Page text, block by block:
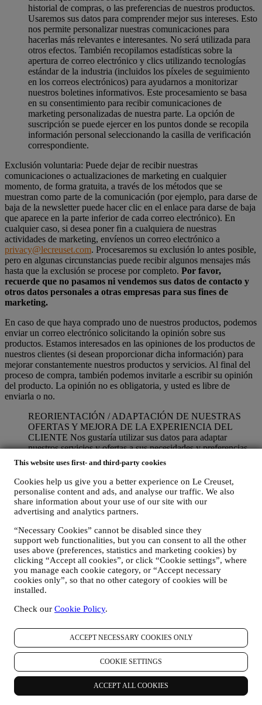
This website uses first- and third-party cookies
Cookies help us give you a better experience on Le Creuset,
personalise content and ads, and analyse our traffic. We also
share information about your use of our site with our
advertising and analytics partners.
“Necessary Cookies” cannot be disabled since they
support web functionalities, but you can consent to all the other
uses above (preferences, statistics and marketing cookies) by
clicking “Accept all cookies”, or click “Cookie settings”, where
you manage each cookie category, or “Accept necessary
cookies only”, so that no other category of cookies will be
installed.
Check our Cookie Policy.
ACCEPT NECESSARY COOKIES ONLY
COOKIE SETTINGS
ACCEPT ALL COOKIES
historial de compras, o las preferencias de nuestros productos.
Usaremos sus datos para comprender mejor sus intereses. Esto
nos permite personalizar nuestras comunicaciones para
hacerlas más relevantes e interesantes. No será utilizada para
otros efectos. También recopilamos estadísticas sobre la
apertura de correo electrónico y clics utilizando tecnologías
estándar de la industria (incluidos los píxeles de seguimiento
en los correos electrónicos) para ayudarnos a monitorizar
nuestros boletines informativos. Este procesamiento se basa
en su consentimiento para recibir comunicaciones de
marketing personalizadas de nuestra parte. La opción de
suscripción se puede ejercer en los puntos donde se recopila
información personal seleccionando la casilla de verificación
correspondiente.
Exclusión voluntaria: Puede dejar de recibir nuestras
comunicaciones o actualizaciones de marketing en cualquier
momento, de forma gratuita, a través de los métodos que se
muestran como parte de la comunicación (por ejemplo, para darse de
baja de la newsletter puede hacer clic en el enlace para darse de baja
que aparece en la parte inferior de cada correo electrónico). En
cualquier caso, si desea poner fin a cualquiera de nuestras
actividades de marketing, envíenos un correo electrónico a
privacy@lecreuset.com. Procesaremos su exclusión lo antes posible,
pero en algunas circunstancias puede recibir algunos mensajes más
hasta que la exclusión se procese por completo. Por favor,
recuerde que no pasamos ni vendemos sus datos de contacto y
otros datos personales a otras empresas para sus fines de
marketing.
En caso de que haya comprado uno de nuestros productos, podemos
enviar un correo electrónico solicitando la opinión sobre sus
productos. Estamos interesados en las opiniones de los productos de
nuestros clientes (si desean proporcionar dicha información) para
mejorar constantemente nuestros productos y servicios. Al final del
proceso de compra, también podemos invitarle a escribir su opinión
del producto. La opinión no es obligatoria, y usted es libre de
enviarla o no.
REORIENTACIÓN / ADAPTACIÓN DE NUESTRAS
OFERTAS Y MEJORA DE LA EXPERIENCIA DEL
CLIENTE Nos gustaría utilizar sus datos para adaptar
nuestros servicios y ofertas a sus necesidades y preferencias
para proporcionarle una experiencia de cliente personalizada
de Le Creuset. Lo haremos analizando sus hábitos o intereses,
por ejemplo, en relación con los productos más vistos, su
interacción con nosotros en las redes sociales, qué páginas de
nuestro sitio web visita, qué contenido de nuestras ofertas lee
usted. Lo hacemos principalmente a través de cookies y
los correos electrónicos), también en combinación con sus
datos y preferencias recogidos una vez que se suscribe a
nuestras comunicaciones de marketing personalizadas.
Utilizaremos esta información para gestionar nuestra
publicidad en otros sitios, conceder acceso a contenidos
específicos, adaptar los contenidos o las ofertas que ve en el
Sitio web o, si ha dado su consentimiento para suscribirse a
nuestras comunicaciones de marketing, para enviarle
comunicaciones/mensajes relevantes que creemos que le
pueden gustar. No será utilizada para otros efectos. El uso de
cookies está sujeto a su consentimiento. Si no desea que esta
información se utilice para enviarle anuncios, contenidos o
comunicaciones basados en intereses, puede limitar el uso de
la información sobre sus acciones en línea mediante la gestión
de su configuración de cookies (sin embargo, recuerde que
ciertas cookies son necesarias para el uso del sitio web).